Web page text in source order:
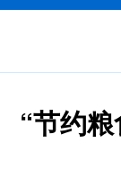
“节约